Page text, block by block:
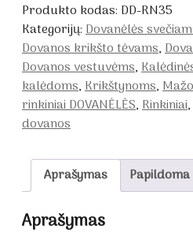
mini
rinkinėlis
Produkto kodas: DD-RN35
Kategorijų:Dovanėlės
Dovanos krikšto tėvams,
Dovanos vestuvėms,
kalėdoms,Krikštynoms,
rinkiniai DOVANĖLĖS,Rinkiniai,
dovanos
Aprašymas
Aprašymas